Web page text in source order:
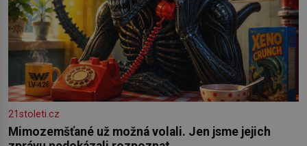
21stoleti.cz
Mimozemšťané už možná volali. Jen jsme jejich